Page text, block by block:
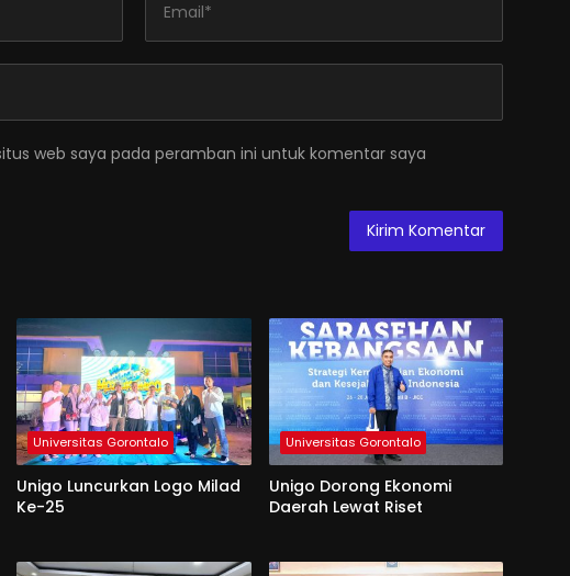
web saya pada peramban ini untuk komentar saya
Universitas Gorontalo
Unigo Luncurkan Logo Milad
Ke-25
Universitas Gorontalo
Unigo Dorong Ekonomi
Daerah Lewat Riset